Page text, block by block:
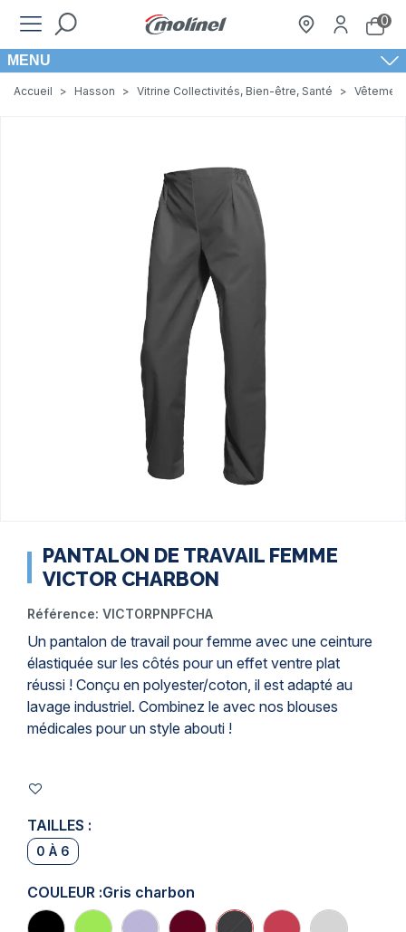
0
MENU
Accueil > Hasson > Vitrine Collectivités, Bien-être, Santé >
PANTALON DE TRAVAIL FEMME
VICTOR CHARBON
Référence: VICTORPNPFCHA
Un pantalon de travail pour femme avec une ceinture
élastiquée sur les côtés pour un effet ventre plat
réussi ! Conçu en polyester/coton, il est adapté au
lavage industriel. Combinez le avec nos blouses
médicales pour un style abouti !
TAILLES :
0 À 6
COULEUR :Gris charbon